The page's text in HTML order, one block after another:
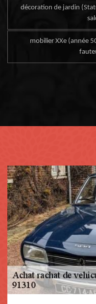
décoration de jardin
mobilier XXe (année